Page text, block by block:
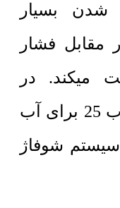
بسیار
مقابل فشار
میکند. در
ساختمان معمولاً از لوله آب 25 برای آب
20 برای سیستم شوفاژ